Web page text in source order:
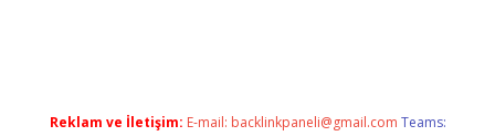
Reklam ve İletişim: E-mail: backlinkpaneli@gmail.com Teams: